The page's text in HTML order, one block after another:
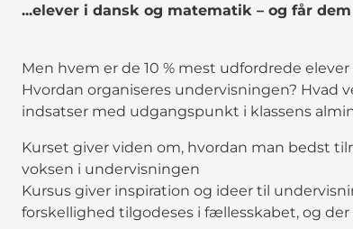
...elever i dansk og matematik – og får
Men hvem er de 10 % mest udfordrede
Hvordan organiseres undervisningen? Hvad
indsatser med udgangspunkt i klassens
Kurset giver viden om, hvordan man bedst
voksen i undervisningen
Kursus giver inspiration og ideer til
forskellighed tilgodeses i fællesskabet, og